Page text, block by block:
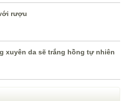
rượu
xuyên da sẽ trắng hồng tự nhiên